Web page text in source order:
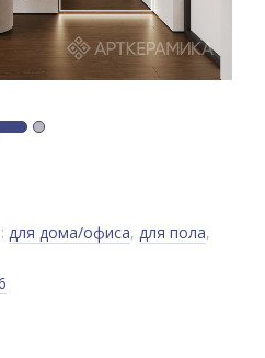
для дома/офиса, для пола,